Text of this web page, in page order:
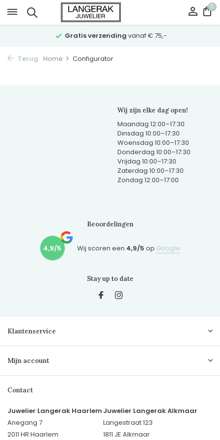
0
Gratis verzending vanaf € 75,-
Terug Home Configurator
Wij zijn elke dag open!
Maandag 12:00–17:30
Dinsdag 10:00–17:30
Woensdag 10:00–17:30
Donderdag 10:00–17:30
Vrijdag 10:00–17:30
Zaterdag 10:00–17:30
Zondag 12:00–17:00
Beoordelingen
4,9/5 Wij scoren een 4,9/5 op Google
Stay up to date
Klantenservice
Mijn account
Contact
Juwelier Langerak Haarlem
Anegang 7
2011 HR Haarlem
Juwelier Langerak Alkmaar
Langestraat 123
1811 JE Alkmaar